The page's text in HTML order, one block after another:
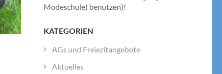
Modeschule) benutzen)!
KATEGORIEN
AGs und Freiezitangebote
Aktuelles